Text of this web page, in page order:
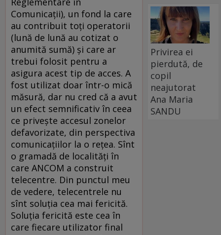
Comunicaţii), un fond la care
au contribuit toţi operatorii
(lună de lună au cotizat o
anumită sumă) şi care ar
trebui folosit pentru a
asigura acest tip de acces. A
fost utilizat doar într-o mică
măsură, dar nu cred că a avut
un efect semnificativ în ceea
ce priveşte accesul zonelor
defavorizate, din perspectiva
comunicaţiilor la o reţea. Sînt
o gramadă de localităţi în
care ANCOM a construit
telecentre. Din punctul meu
de vedere, telecentrele nu
sînt soluţia cea mai fericită.
Soluţia fericită este cea în
care fiecare utilizator final
Privirea ei
pierdută, de
copil
neajutorat
Ana Maria
SANDU